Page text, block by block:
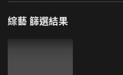
綜藝篩選結果